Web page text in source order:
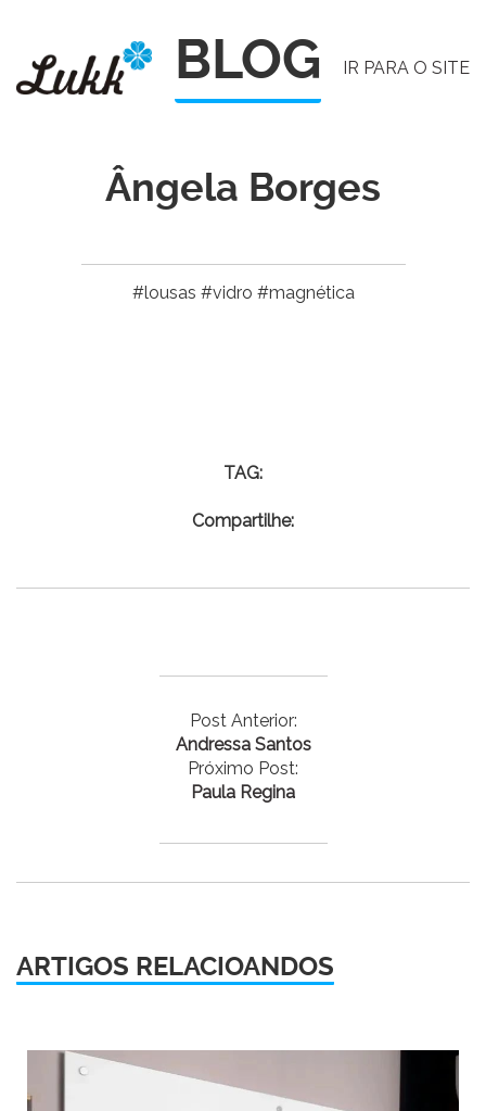
para
o
conteúdo
BLOG IR PARA O SITE
Ângela Borges
#lousas #vidro #magnética
TAG:
Compartilhe:
Post Anterior:
Andressa Santos
Próximo Post:
Paula Regina
ARTIGOS RELACIOANDOS